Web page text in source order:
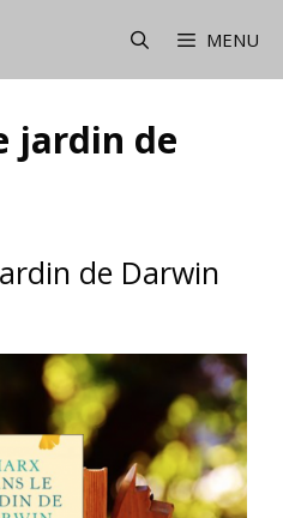
MENU
jardin de
de Darwin